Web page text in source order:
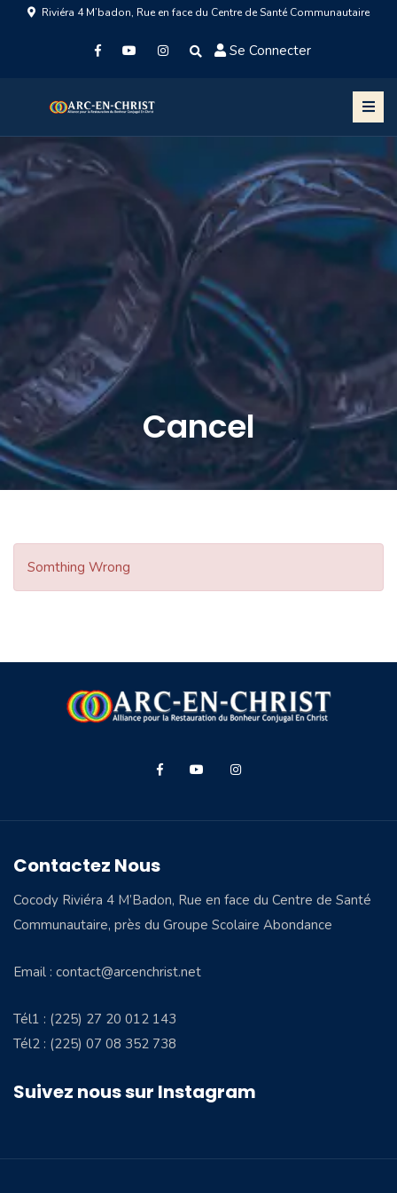
Riviéra 4 M’badon, Rue en face du Centre de Santé Communautaire
Se Connecter
Cancel
Somthing Wrong
Contactez Nous
Cocody Riviéra 4 M’Badon, Rue en face du Centre de Santé
Communautaire, près du Groupe Scolaire Abondance
Email : contact@arcenchrist.net
Tél1 : (225) 27 20 012 143
Tél2 : (225) 07 08 352 738
Suivez nous sur Instagram